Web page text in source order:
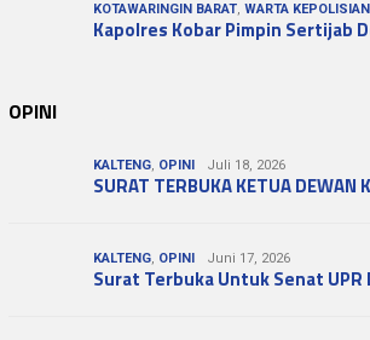
KOTAWARINGIN BARAT, WARTA KEPOLISIAN
Kapolres Kobar Pimpin Sertijab
OPINI
KALTENG, OPINI Juli 18, 2026
SURAT TERBUKA KETUA DEWAN
KALTENG, OPINI Juni 17, 2026
Surat Terbuka Untuk Senat